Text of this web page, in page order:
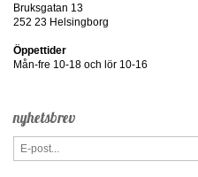
Bruksgatan 13
252 23 Helsingborg
Öppettider
Mån-fre 10-18 och lör 10-16
nyhetsbrev